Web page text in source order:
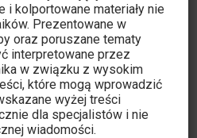
paź
2012
i kolportowane materiały nie
Prezentowane w
oraz poruszane tematy
interpretowane przez
w związku z wysokim
które mogą wprowadzić
wyżej treści
dla specjalistów i nie
wiadomości.